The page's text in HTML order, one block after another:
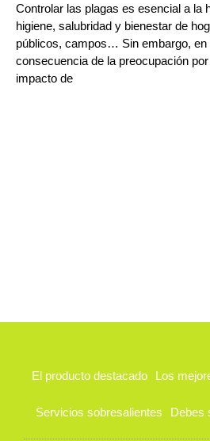
Controlar las plagas es esencial a la
higiene, salubridad y bienestar de
públicos, campos… Sin embargo, en
consecuencia de la preocupación
impacto de
El producto destacado Los
Servicios sobresalientes Debes